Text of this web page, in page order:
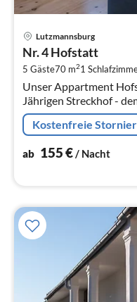
Lutzmannsburg
Nr. 4 Hofstatt
5 Gäste70 m21
Unser Appartment
Jährigen Streckhof -
Schlafzimmer und ein
zu 6 Personen möglich!
Kostenfreie
ab 155€/ Nacht